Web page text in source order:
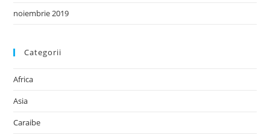
noiembrie 2019
Categorii
Africa
Asia
Caraibe